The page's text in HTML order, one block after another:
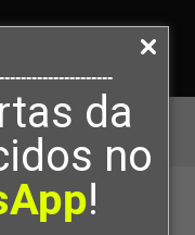
da
no
!